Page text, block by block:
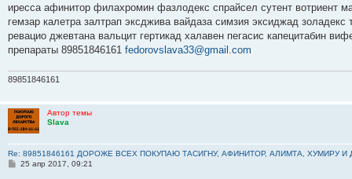
и
е
иресса афинитор филахромин фазлодекс спрайсел сутент вотриент
гемзар калетра залтрап эксджива вайдаза симзия эксиджад
ревацио джевтана вальцит гертикад халавен пегасис капецитабин
препараты 89851846161 fedorovslava33@gmail.com
89851846161
Автор темы
Slava
Re: 89851846161 ДОРОЖЕ ВСЕХ ПОКУПАЮ ТАСИГНУ, АФИНИТОР, АЛИМТА, ХУМИРУ И
С25 апр 2017, 09:21